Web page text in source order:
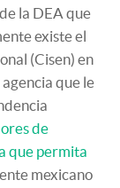
la DEA que
existe el
(Cisen) en
que le
de
que permita
mexicano